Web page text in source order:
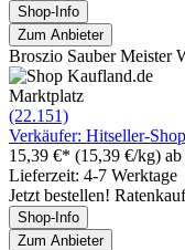
Shop-Info
Zum Anbieter
Broszio Sauber Meister
Marktplatz
(22.151)
Verkäufer: Hitseller-Shop
15,39 €* (15,39 €/kg)
Lieferzeit: 4-7 Werktage
Jetzt bestellen!
Shop-Info
Zum Anbieter